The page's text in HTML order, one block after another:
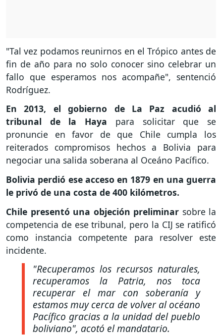
"Tal vez podamos reunirnos en el Trópico antes de
fin de año para no solo conocer sino celebrar un
fallo que esperamos nos acompañe", sentenció
Rodríguez.
En 2013, el gobierno de La Paz acudió al
tribunal de la Haya para solicitar que se
pronuncie en favor de que Chile cumpla los
reiterados compromisos hechos a Bolivia para
negociar una salida soberana al Oceáno Pacífico.
Bolivia perdió ese acceso en 1879 en una guerra
le privó de una costa de 400 kilómetros.
Chile presentó una objeción preliminar sobre la
competencia de ese tribunal, pero la CIJ se ratificó
como instancia competente para resolver este
incidente.
"Recuperamos los recursos naturales,
recuperamos la Patria, nos toca
recuperar el mar con soberanía y
estamos muy cerca de volver al océano
Pacífico gracias a la unidad del pueblo
boliviano", acotó el mandatario.